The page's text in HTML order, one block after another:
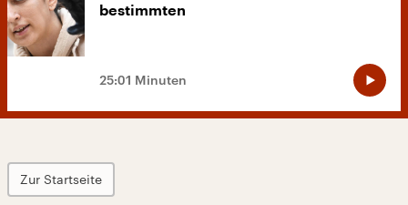
bestimmten
25:01 Minuten
Zur Startseite